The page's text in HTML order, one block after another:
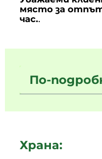
място за
час..
По-
Храна: